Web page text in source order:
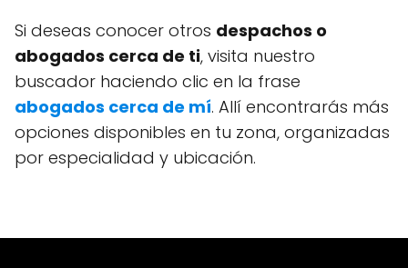
Si deseas conocer otros despachos o
abogados cerca de ti, visita nuestro
buscador haciendo clic en la frase
abogados cerca de mí. Allí encontrarás más
opciones disponibles en tu zona, organizadas
por especialidad y ubicación.